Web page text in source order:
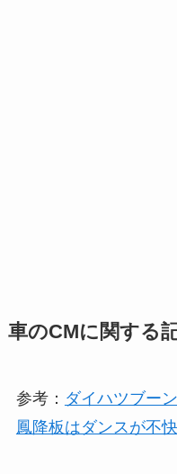
車のCMに関する
参考： ダイハツブー
鳳降板はダンスが不